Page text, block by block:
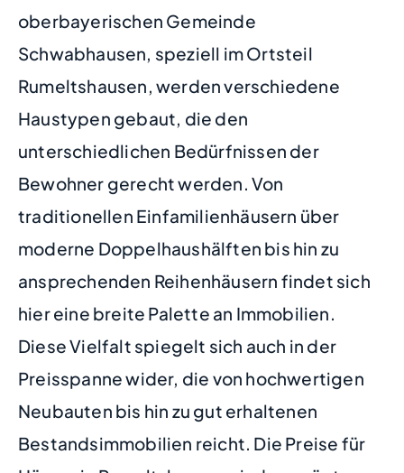
oberbayerischen Gemeinde
Schwabhausen, speziell im Ortsteil
Rumeltshausen, werden verschiedene
Haustypen gebaut, die den
unterschiedlichen Bedürfnissen der
Bewohner gerecht werden. Von
traditionellen Einfamilienhäusern über
moderne Doppelhaushälften bis hin zu
ansprechenden Reihenhäusern findet sich
hier eine breite Palette an Immobilien.
Diese Vielfalt spiegelt sich auch in der
Preisspanne wider, die von hochwertigen
Neubauten bis hin zu gut erhaltenen
Bestandsimmobilien reicht. Die Preise für